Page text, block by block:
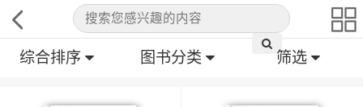
综合排序 图书分类 筛选